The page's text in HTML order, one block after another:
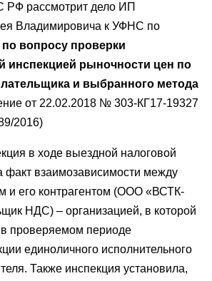
рассмотрит дело ИП
Владимировича к УФНС по
по вопросу проверки
инспекцией рыночности цен по
и выбранного метода
от 22.02.2018 № 303-КГ17-19327
2016)
в ходе выездной налоговой
факт взаимозависимости между
и его контрагентом (ООО «ВСТК-
НДС) – организацией, в которой
проверяемом периоде
единоличного исполнительного
Также инспекция установила,